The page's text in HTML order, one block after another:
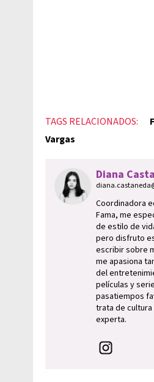
TAGS RELACIONADOS:
Vargas
Diana
Coordinadora
Fama, me
de estilo de
pero disfruto
escribir sobre
me apasiona
del
películas y
pasatiempos
trata de
experta.